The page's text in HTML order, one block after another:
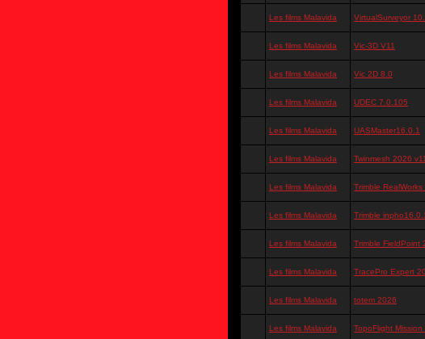
Les films Malavida VirtualSurveyor
Les films Malavida Vic-3D V11
Les films Malavida Vic 2D 8.0
Les films Malavida UDEC 7.0.105
Les films Malavida UASMaster16.0.1
Les films Malavida Twinmesh 2026
Les films Malavida Trimble RealWorks
Les films Malavida Trimble
Les films Malavida Trimble FieldPoint
Les films Malavida TracePro Expert
Les films Malavida totem 2026
Les films Malavida TopoFlight